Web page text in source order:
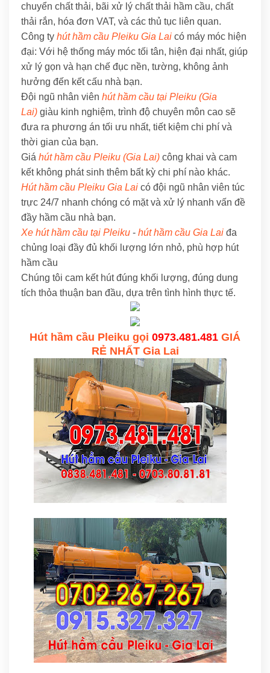
chuyển chất thải, bãi xử lý chất thải hầm cầu, chất
thải rắn, hóa đơn VAT, và các thủ tục liên quan.
Công ty hút hầm cầu Pleiku Gia Lai có máy móc hiện
đại: Với hệ thống máy móc tối tân, hiện đại nhất, giúp
xử lý gọn và hạn chế đục nền, tường, không ảnh
hưởng đến kết cấu nhà bạn.
Đội ngũ nhân viên hút hầm cầu tại Pleiku (Gia
Lai) giàu kinh nghiệm, trình độ chuyên môn cao sẽ
đưa ra phương án tối ưu nhất, tiết kiệm chi phí và
thời gian của bạn.
Giá hút hầm cầu Pleiku (Gia Lai) công khai và cam
kết không phát sinh thêm bất kỳ chi phí nào khác.
Hút hầm cầu Pleiku Gia Lai có đội ngũ nhân viên túc
trực 24/7 nhanh chóng có mặt và xử lý nhanh vấn đề
đầy hầm cầu nhà bạn.
Xe hút hầm cầu tại Pleiku - hút hầm cầu Gia Lai đa
chủng loại đầy đủ khối lượng lớn nhỏ, phù hợp hút
hầm cầu
Chúng tôi cam kết hút đúng khối lượng, đúng dung
tích thỏa thuận ban đầu, dựa trên tình hình thực tế.
Hút hầm cầu Pleiku gọi 0973.481.481 GIÁ
RẺ NHẤT Gia Lai